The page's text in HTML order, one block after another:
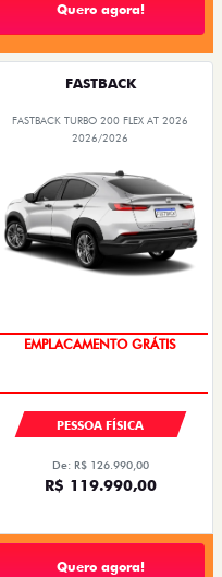
Quero agora!
FASTBACK
FASTBACK TURBO 200 FLEX AT 2026
2026/2026
OPORTUNIDADE
PESSOA FÍSICA
De: R$ 126.990,00
R$ 119.990,00
Quero agora!